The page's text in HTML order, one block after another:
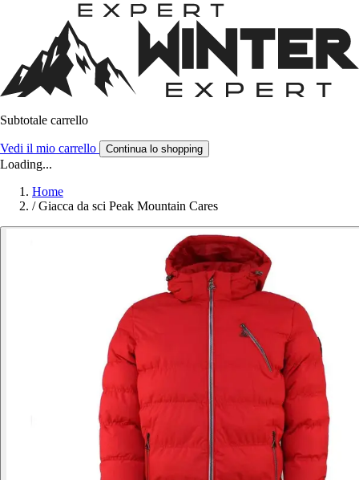
Subtotale carrello
Vedi il mio carrello Continua lo shopping
Loading...
Home
/ Giacca da sci Peak Mountain Cares